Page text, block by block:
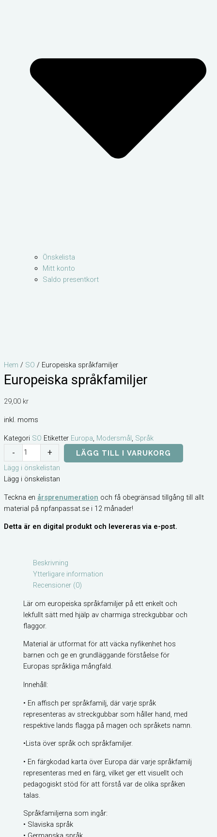
Önskelista
Mitt konto
Saldo presentkort
Hem / SO / Europeiska språkfamiljer
Europeiska språkfamiljer
29,00 kr
inkl. moms
Kategori SO Etiketter Europa Modersmål Språk
-
Europeiska
språkfamiljer
mängd
+ LÄGG TILL I VARUKORG
Lägg i önskelistan
Lägg i önskelistan
Teckna en årsprenumeration och få obegränsad tillgång till allt
material på npfanpassat.se i 12 månader!
Detta är en digital produkt och levereras via e-post.
Beskrivning
Ytterligare information
Recensioner (0)
Lär om europeiska språkfamiljer på ett enkelt och
lekfullt sätt med hjälp av charmiga streckgubbar och
flaggor.
Material är utformat för att väcka nyfikenhet hos
barnen och ge en grundläggande förståelse för
Europas språkliga mångfald.
Innehåll:
• En affisch per språkfamilj, där varje språk
representeras av streckgubbar som håller hand, med
respektive lands flagga på magen och språkets namn.
•Lista över språk och språkfamiljer.
• En färgkodad karta över Europa där varje språkfamilj
representeras med en färg, vilket ger ett visuellt och
pedagogiskt stöd för att förstå var de olika språken
talas.
Språkfamiljerna som ingår:
• Slaviska språk